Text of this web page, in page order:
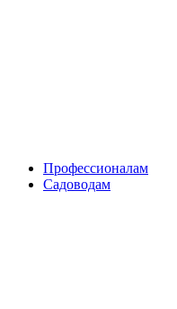
Профессионалам
Садоводам